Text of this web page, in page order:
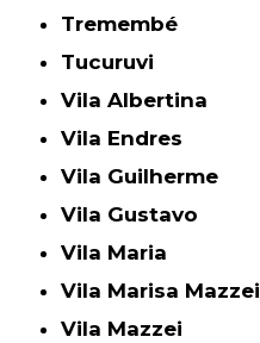
Tremembé
Tucuruvi
Vila Albertina
Vila Endres
Vila Guilherme
Vila Gustavo
Vila Maria
Vila Marisa Mazzei
Vila Mazzei